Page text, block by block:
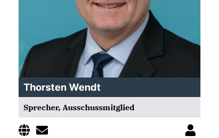
Thorsten Wendt
Sprecher, Ausschussmitglied